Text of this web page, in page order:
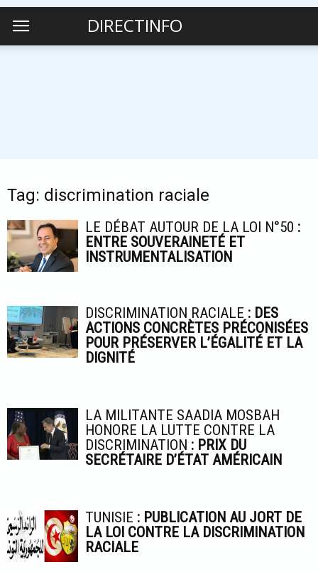
DIRECTINFO
Tag: discrimination raciale
LE DÉBAT AUTOUR DE LA LOI N°50 :
ENTRE SOUVERAINETÉ ET
INSTRUMENTALISATION
DISCRIMINATION RACIALE : DES
ACTIONS CONCRÈTES PRÉCONISÉES
POUR PRÉSERVER L’ÉGALITÉ ET LA
DIGNITÉ
LA MILITANTE SAADIA MOSBAH
HONORE LA LUTTE CONTRE LA
DISCRIMINATION : PRIX DU
SECRÉTAIRE D’ÉTAT AMÉRICAIN
TUNISIE : PUBLICATION AU JORT DE
LA LOI CONTRE LA DISCRIMINATION
RACIALE